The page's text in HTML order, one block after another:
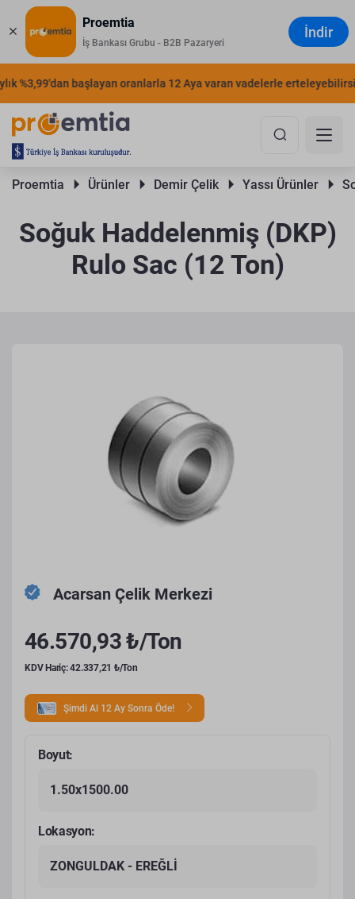
Proemtia
İş Bankası Grubu - B2B Pazaryeri
İndir
%3,99'dan başlayan oranlarla 12 Aya varan vadelerle
Proemtia Ürünler Demir Çelik Yassı Ürünler
Soğuk Haddelenmiş (DKP)
Rulo Sac (12 Ton)
Acarsan Çelik Merkezi
46.570,93 ₺/Ton
KDV Hariç: 42.337,21 ₺/Ton
Şimdi Al 12 Ay Sonra Öde!
Boyut:
1.50x1500.00
Lokasyon:
ZONGULDAK - EREĞLİ